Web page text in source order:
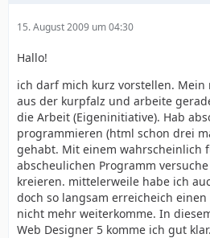
15. August 2009 um 04:30
Hallo!
ich darf mich kurz vorstellen. Mein
aus der kurpfalz und arbeite
die Arbeit (Eigeninitiative). Hab
programmieren (html schon drei
gehabt. Mit einem wahrscheinlich
abscheulichen Programm
kreieren. mittelerweile habe ich
doch so langsam erreicheich
nicht mehr weiterkomme. In
Web Designer 5 komme ich gut klar.